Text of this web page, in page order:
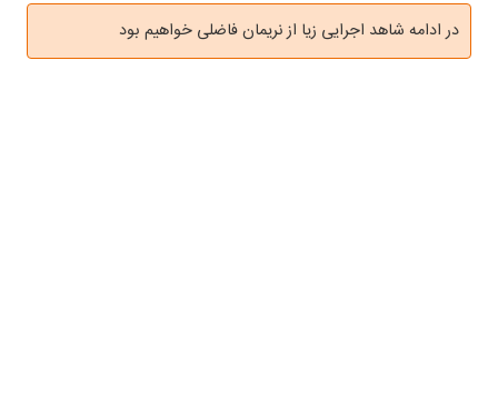
در ادامه شاهد اجرایی زیا از نریمان فاضلی خواهیم بود